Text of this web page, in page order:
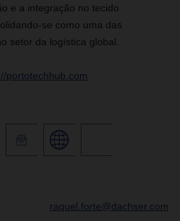
e a integração no tecido
se como uma das
setor da logística global.
portotechhub.com
raquel.forte@dachser.com